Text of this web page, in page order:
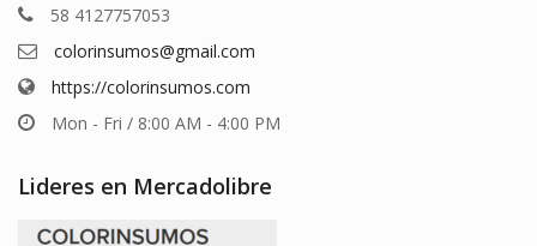
58 4127757053
colorinsumos@gmail.com
https://colorinsumos.com
Mon - Fri / 8:00 AM - 4:00 PM
Lideres en Mercadolibre